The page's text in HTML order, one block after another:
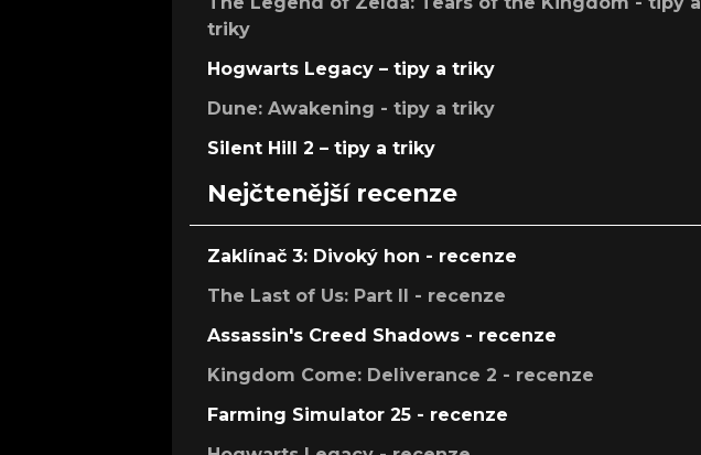
triky
Hogwarts Legacy – tipy a triky
Dune: Awakening - tipy a triky
Silent Hill 2 – tipy a triky
Nejčtenější recenze
Zaklínač 3: Divoký hon - recenze
The Last of Us: Part II - recenze
Assassin's Creed Shadows - recenze
Kingdom Come: Deliverance 2 - recenze
Farming Simulator 25 - recenze